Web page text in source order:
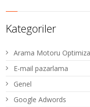
Kategoriler
Arama Motoru
E-mail pazarlama
Genel
Google Adwords